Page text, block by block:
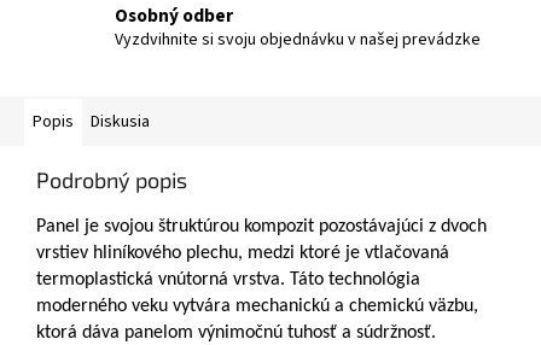
Osobný odber
Vyzdvihnite si svoju objednávku v našej prevádzke
Popis Diskusia
Podrobný popis
Panel je svojou štruktúrou kompozit pozostávajúci z dvoch
vrstiev hliníkového plechu, medzi ktoré je vtlačovaná
termoplastická vnútorná vrstva. Táto technológia
moderného veku vytvára mechanickú a chemickú väzbu,
ktorá dáva panelom výnimočnú tuhosť a súdržnosť.